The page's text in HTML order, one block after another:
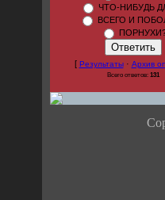
ЧТО-НИБУДЬ
ВСЕГО И
[ Результаты· Архив
Всего ответов: 131